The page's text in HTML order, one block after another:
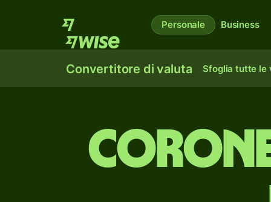
Personale Business
Convertitore di valuta Sfoglia tutte le
corone